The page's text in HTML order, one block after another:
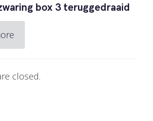
box 3 teruggedraaid
closed.